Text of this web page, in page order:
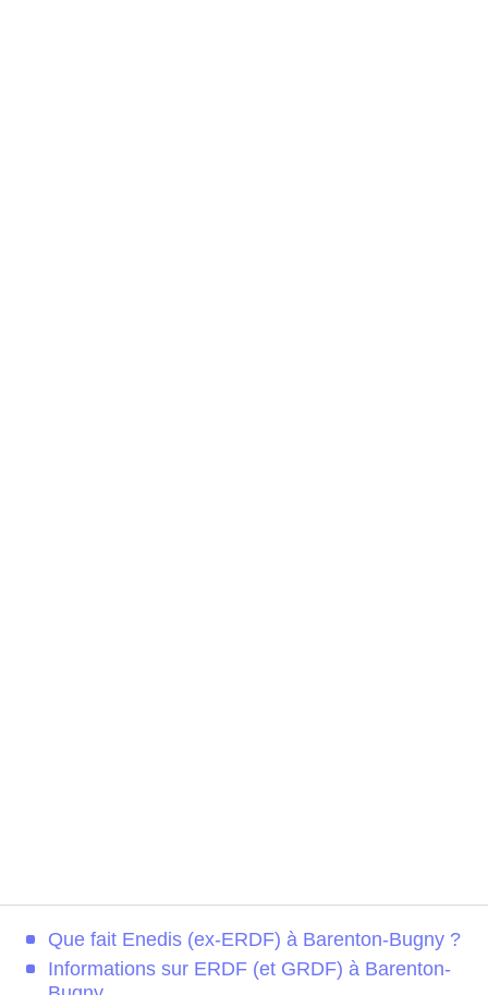
Que fait Enedis (ex-ERDF) à Barenton-Bugny ?
Informations sur ERDF (et GRDF) à Barenton-